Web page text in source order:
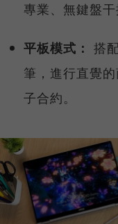
專業、無鍵盤干
平板模式： 搭
筆，進行直覺
子合約。